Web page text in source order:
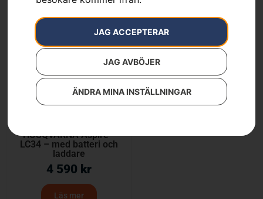
JAG ACCEPTERAR
JAG AVBÖJER
ÄNDRA MINA INSTÄLLNINGAR
HUSQVARNA Aspire™
LC34 – med batteri och
laddare
4 590 kr
Läs mer